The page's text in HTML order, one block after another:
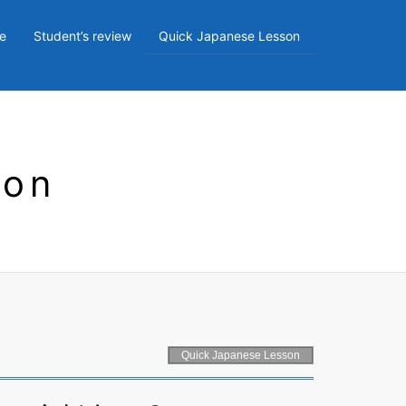
Student’s review Quick Japanese Lesson
Quick Japanese Lesson